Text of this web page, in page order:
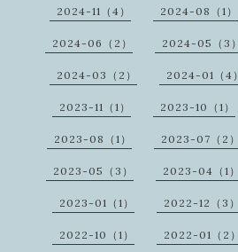
2024-11（4） 2024-08（1）
2024-06（2） 2024-05（3）
2024-03（2） 2024-01（4）
2023-11（1） 2023-10（1）
2023-08（1） 2023-07（2）
2023-05（3） 2023-04（1）
2023-01（1） 2022-12（3）
2022-10（1） 2022-01（2）